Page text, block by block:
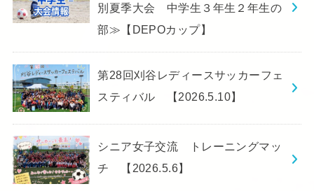
別夏季大会 中学生３年生２年生の
部≫【DEPOカップ】
第28回刈谷レディースサッカーフェ
スティバル 【2026.5.10】
シニア女子交流 トレーニングマッ
チ 【2026.5.6】